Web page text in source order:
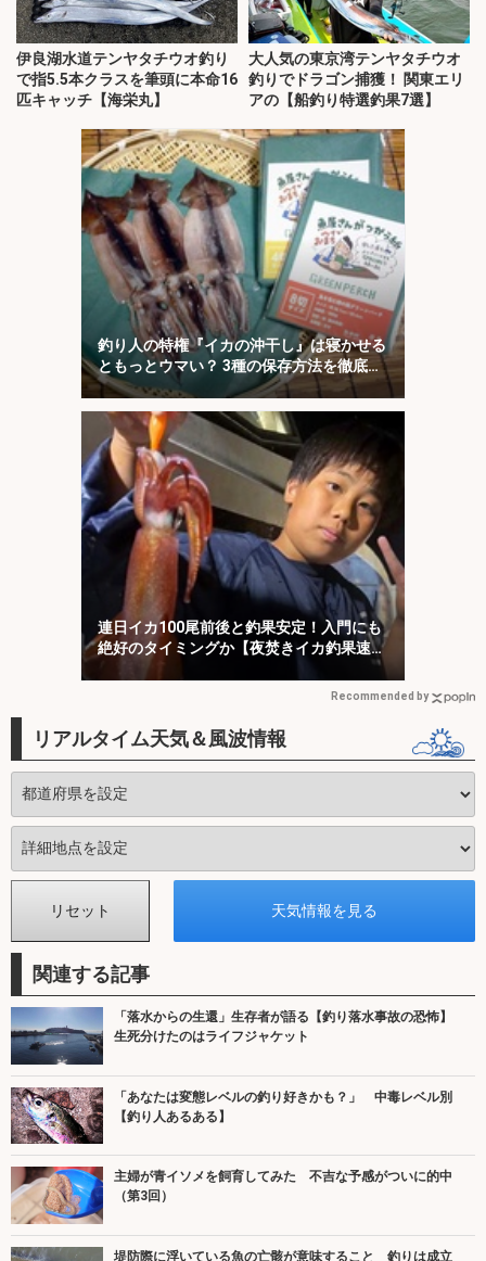
伊良湖水道テンヤタチウオ釣り
で指5.5本クラスを筆頭に本命16
匹キャッチ【海栄丸】
大人気の東京湾テンヤタチウオ
釣りでドラゴン捕獲！ 関東エリ
アの【船釣り特選釣果7選】
釣り人の特権『イカの沖干し』は寝かせる
ともっとウマい？ 3種の保存方法を徹底検
証
連日イカ100尾前後と釣果安定！入門にも
絶好のタイミングか【夜焚きイカ釣果速報
20選・福岡】
Recommended by
リアルタイム天気＆風波情報
関連する記事
「落水からの生還」生存者が語る【釣り落水事故の恐怖】
生死分けたのはライフジャケット
「あなたは変態レベルの釣り好きかも？」 中毒レベル別
【釣り人あるある】
主婦が青イソメを飼育してみた 不吉な予感がついに的中
（第3回）
堤防際に浮いている魚の亡骸が意味すること 釣りは成立